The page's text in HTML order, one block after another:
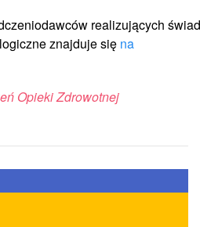
realizujących
znajdujesię na
Opieki Zdrowotnej